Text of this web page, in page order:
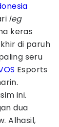
leg
keras
di paruh
seru
Esports
ini.
dua
Alhasil,